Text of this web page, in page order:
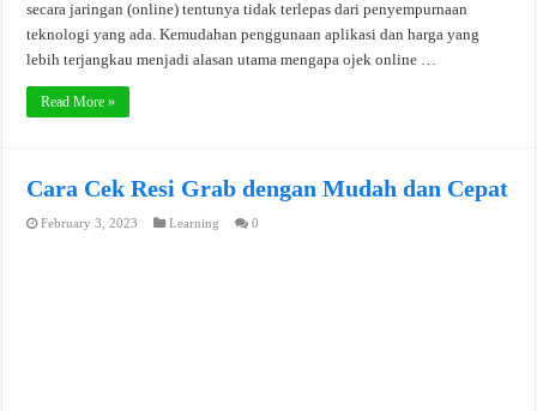
secara jaringan (online) tentunya tidak terlepas dari penyempurnaan
teknologi yang ada. Kemudahan penggunaan aplikasi dan harga yang
lebih terjangkau menjadi alasan utama mengapa ojek online …
Read More »
Cara Cek Resi Grab dengan Mudah dan Cepat
February 3, 2023 Learning 0